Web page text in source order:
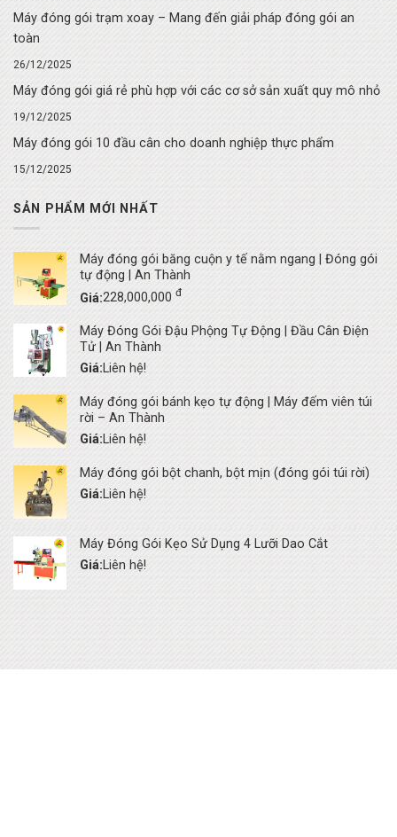
Máy đóng gói trạm xoay – Mang đến giải pháp đóng gói an
toàn
26/12/2025
Máy đóng gói giá rẻ phù hợp với các cơ sở sản xuất quy mô nhỏ
19/12/2025
Máy đóng gói 10 đầu cân cho doanh nghiệp thực phẩm
15/12/2025
SẢN PHẨM MỚI NHẤT
Máy đóng gói băng cuộn y tế nằm ngang | Đóng gói
tự động | An Thành
Giá:228,000,000 đ
Máy Đóng Gói Đậu Phộng Tự Động | Đầu Cân Điện
Tử | An Thành
Giá:Liên hệ!
Máy đóng gói bánh kẹo tự động | Máy đếm viên túi
rời – An Thành
Giá:Liên hệ!
Máy đóng gói bột chanh, bột mịn (đóng gói túi rời)
Giá:Liên hệ!
Máy Đóng Gói Kẹo Sử Dụng 4 Lưỡi Dao Cắt
Giá:Liên hệ!